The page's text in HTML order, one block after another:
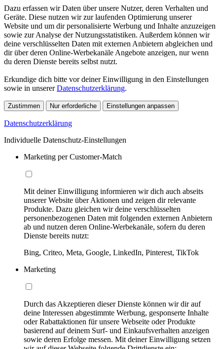
Dazu erfassen wir Daten über unsere Nutzer, deren Verhalten und
Geräte. Diese nutzen wir zur laufenden Optimierung unserer
Website und um dir personalisierte Werbung und Inhalte anzuzeigen
sowie zur Analyse der Nutzungsstatistiken. Außerdem können wir
deine verschlüsselten Daten mit externen Anbietern abgleichen und
dir über deren Online-Werbekanäle Angebote anzeigen, nur wenn
du deren Dienste bereits selbst nutzt.
Erkundige dich bitte vor deiner Einwilligung in den Einstellungen
sowie in unsererDatenschutzerklärung.
Zustimmen Nur erforderliche Einstellungen anpassen
Datenschutzerklärung
Individuelle Datenschutz-Einstellungen
Marketing per Customer-Match
Mit deiner Einwilligung informieren wir dich auch abseits
unserer Website über Aktionen und zeigen dir relevante
Produkte. Dazu gleichen wir deine verschlüsselten
personenbezogenen Daten mit folgenden externen Anbietern
ab und nutzen deren Online-Werbekanäle, sofern du deren
Dienste bereits nutzt:
Bing, Criteo, Meta, Google, LinkedIn, Pinterest, TikTok
Marketing
Durch das Akzeptieren dieser Dienste können wir dir auf
deine Interessen abgestimmte Werbung, gesponserte Inhalte
oder Rabattaktionen für unsere Webseite oder Produkte
basierend auf deinem Surf- und Einkaufsverhalten anzeigen
sowie deren Erfolge messen. Mit deiner Einwilligung setzen